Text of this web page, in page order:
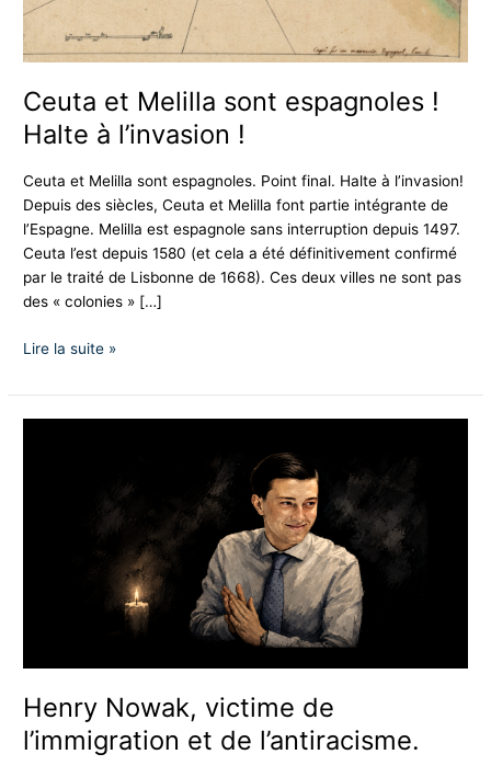
Ceuta et Melilla sont espagnoles !
Halte à l’invasion !
Ceuta et Melilla sont espagnoles. Point final. Halte à l’invasion!
Depuis des siècles, Ceuta et Melilla font partie intégrante de
l’Espagne. Melilla est espagnole sans interruption depuis 1497.
Ceuta l’est depuis 1580 (et cela a été définitivement confirmé
par le traité de Lisbonne de 1668). Ces deux villes ne sont pas
des « colonies » […]
Lire la suite »
Henry Nowak, victime de
l’immigration et de l’antiracisme.